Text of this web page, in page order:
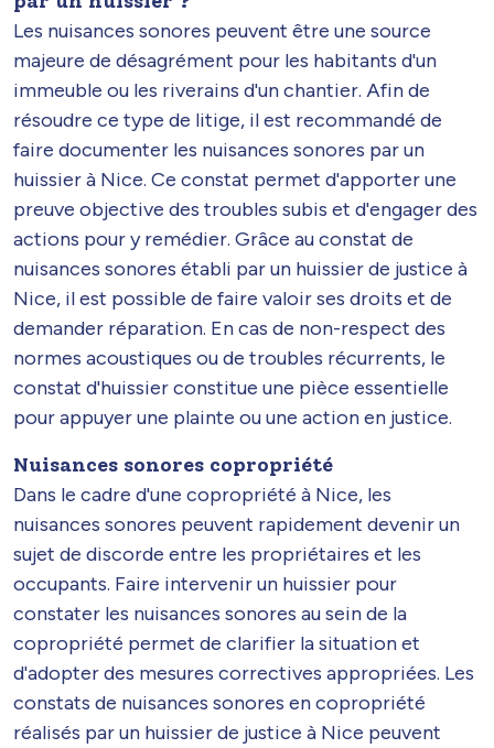
Les nuisances sonores peuvent être une source
majeure de désagrément pour les habitants d'un
immeuble ou les riverains d'un chantier. Afin de
résoudre ce type de litige, il est recommandé de
faire documenter les nuisances sonores par un
huissier à Nice. Ce constat permet d'apporter une
preuve objective des troubles subis et d'engager des
actions pour y remédier. Grâce au constat de
nuisances sonores établi par un huissier de justice à
Nice, il est possible de faire valoir ses droits et de
demander réparation. En cas de non-respect des
normes acoustiques ou de troubles récurrents, le
constat d'huissier constitue une pièce essentielle
pour appuyer une plainte ou une action en justice.
Nuisances sonores copropriété
Dans le cadre d'une copropriété à Nice, les
nuisances sonores peuvent rapidement devenir un
sujet de discorde entre les propriétaires et les
occupants. Faire intervenir un huissier pour
constater les nuisances sonores au sein de la
copropriété permet de clarifier la situation et
d'adopter des mesures correctives appropriées. Les
constats de nuisances sonores en copropriété
réalisés par un huissier de justice à Nice peuvent